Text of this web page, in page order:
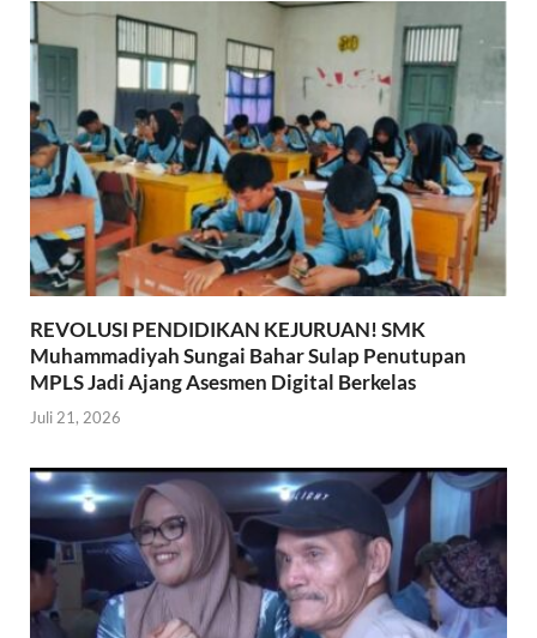
REVOLUSI PENDIDIKAN KEJURUAN! SMK
Muhammadiyah Sungai Bahar Sulap Penutupan
MPLS Jadi Ajang Asesmen Digital Berkelas
Juli 21, 2026